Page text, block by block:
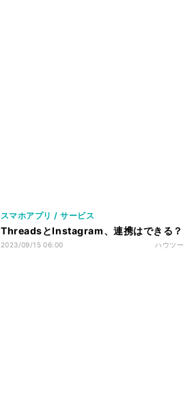
スマホアプリ / サービス
ThreadsとInstagram、連携はできる？
2023/09/15 06:00 ハウツー